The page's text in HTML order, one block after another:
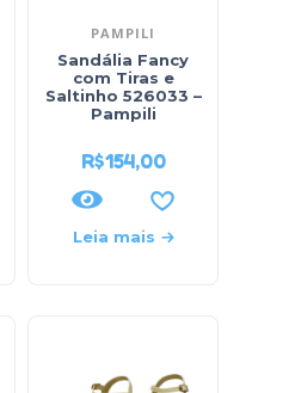
PAMPILI
Sandália Fancy
com Tiras e
Saltinho 526033 –
Pampili
R$154,00
Leia mais